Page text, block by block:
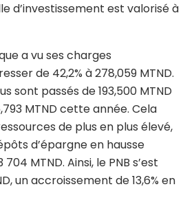
d’investissement est valorisé à
a vu ses charges
de 42,2% à 278,059 MTND.
sont passés de 193,500 MTND
MTND cette année. Cela
de plus en plus élevé,
d’épargne en hausse
MTND. Ainsi, le PNB s’est
un accroissement de 13,6% en